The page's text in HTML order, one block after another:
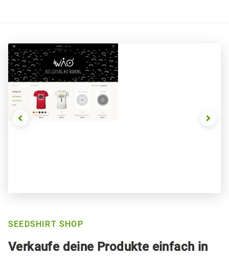
SEEDSHIRT SHOP
Verkaufe deine Produkte einfach in
 